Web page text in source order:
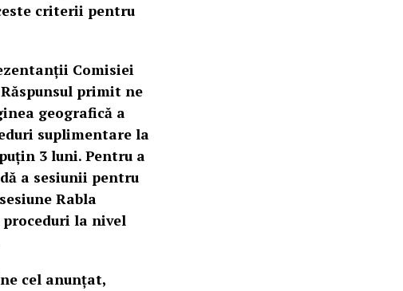
criterii pentru
Comisiei
primit ne
geografică a
suplimentare la
3 luni. Pentru a
a sesiunii pentru
Rabla
la nivel
cel anunțat,